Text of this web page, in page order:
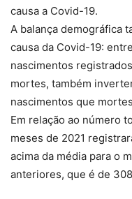
causa a Covid-19.
A balança demográfica
causa da Covid-19:
nascimentos
mortes, também
nascimentos que
Em relação ao número
meses de 2021
acima da média para o
anteriores, que é de